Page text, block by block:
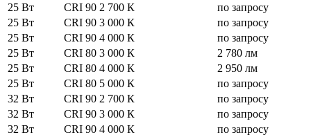
25 Вт
CRI 90 2 700 К
по запросу
25 Вт
CRI 90 3 000 К
по запросу
25 Вт
CRI 90 4 000 К
по запросу
25 Вт
CRI 80 3 000 К
2 780 лм
25 Вт
CRI 80 4 000 К
2 950 лм
25 Вт
CRI 80 5 000 К
по запросу
32 Вт
CRI 90 2 700 К
по запросу
32 Вт
CRI 90 3 000 К
по запросу
32 Вт
CRI 90 4 000 К
по запросу